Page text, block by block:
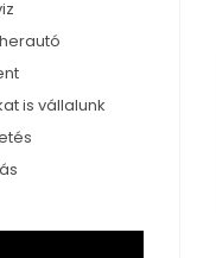
is vállalunk